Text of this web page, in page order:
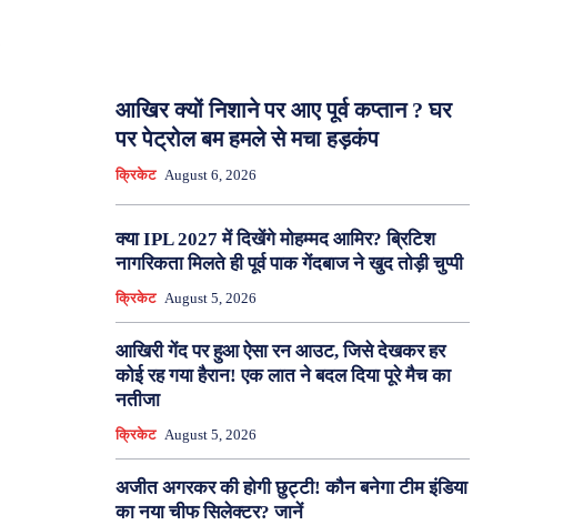
आखिर क्यों निशाने पर आए पूर्व कप्तान ? घर
पर पेट्रोल बम हमले से मचा हड़कंप
क्रिकेट August 6, 2026
क्या IPL 2027 में दिखेंगे मोहम्मद आमिर? ब्रिटिश
नागरिकता मिलते ही पूर्व पाक गेंदबाज ने खुद तोड़ी चुप्पी
क्रिकेट August 5, 2026
आखिरी गेंद पर हुआ ऐसा रन आउट, जिसे देखकर हर
कोई रह गया हैरान! एक लात ने बदल दिया पूरे मैच का
नतीजा
क्रिकेट August 5, 2026
अजीत अगरकर की होगी छुट्टी! कौन बनेगा टीम इंडिया
का नया चीफ सिलेक्टर? जानें